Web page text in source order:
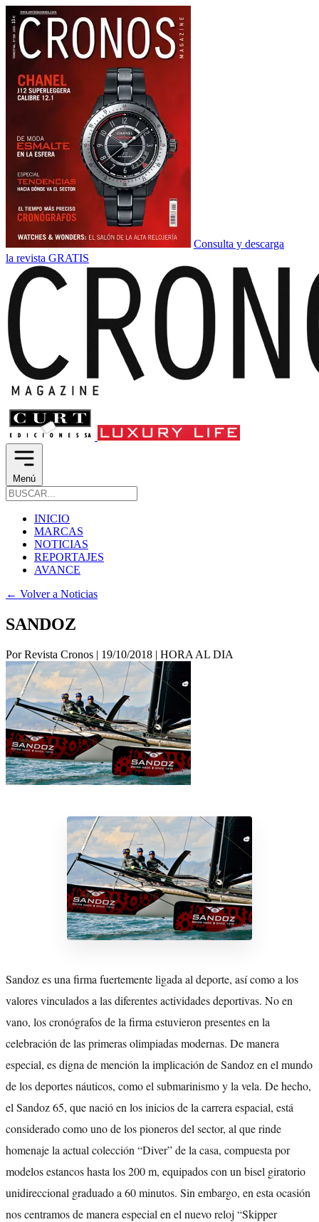
Consulta y descarga
la revista GRATIS
Menú
INICIO
MARCAS
NOTICIAS
REPORTAJES
AVANCE
← Volver a Noticias
SANDOZ
Por Revista Cronos | 19/10/2018 | HORA AL DIA
Sandoz es una firma fuertemente ligada al deporte, así como a los
valores vinculados a las diferentes actividades deportivas. No en
vano, los cronógrafos de la firma estuvieron presentes en la
celebración de las primeras olimpiadas modernas. De manera
especial, es digna de mención la implicación de Sandoz en el mundo
de los deportes náuticos, como el submarinismo y la vela. De hecho,
el Sandoz 65, que nació en los inicios de la carrera espacial, está
considerado como uno de los pioneros del sector, al que rinde
homenaje la actual colección “Diver” de la casa, compuesta por
modelos estancos hasta los 200 m, equipados con un bisel giratorio
unidireccional graduado a 60 minutos. Sin embargo, en esta ocasión
nos centramos de manera especial en el nuevo reloj “Skipper